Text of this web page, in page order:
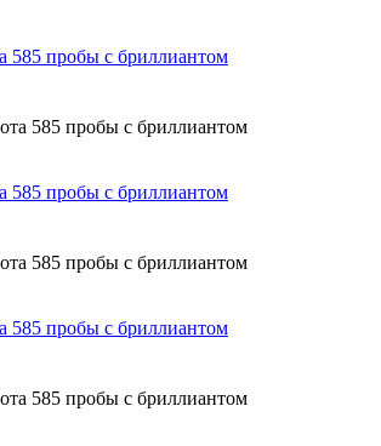
585 пробы с бриллиантом
585 пробы с бриллиантом
585 пробы с бриллиантом